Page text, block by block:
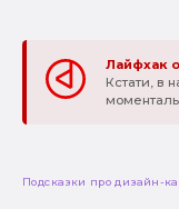
Лайфхак
Кстати, в
Подсказки про дизайн-